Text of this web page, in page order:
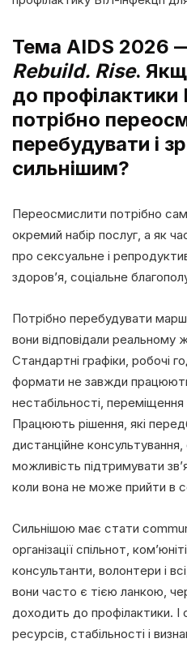
Тема AIDS 2026
Rebuild. Rise.
до профілактики
потрібно
перебудувати і
сильнішим?
Переосмислити потрібно
окремий набір послуг, а як
про сексуальне і
здоров’я, соціальне
Потрібно перебудувати
вони відповідали реальному
Стандартні графіки, робочі
формати не завжди
нестабільності,
Працюють рішення, які
дистанційне консультування,
можливість підтримувати
коли вона не може прийти в
Сильнішою має стати
організації спільнот,
консультанти, волонтери і
вони часто є тією ланкою,
доходить до профілактики.
ресурсів, стабільності і